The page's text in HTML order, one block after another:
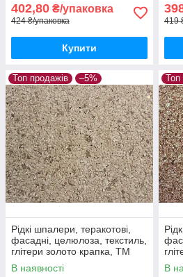
402,80 ₴/упаковка
424 ₴/упаковка
Купити
419
Топ продажів –5%
Рідкі шпалери, теракотові,
фасадні, целюлоза, текстиль,
глітери золото крапка, ТМ
"Макс-Колор", Тип Ф/9
В наявності
Топ
В